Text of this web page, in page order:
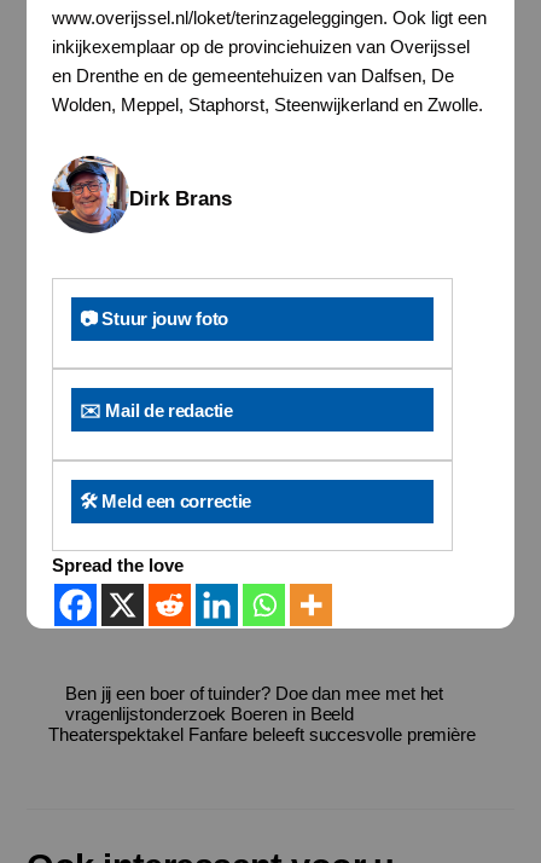
www.overijssel.nl/loket/terinzageleggingen. Ook ligt een
inkijkexemplaar op de provinciehuizen van Overijssel
en Drenthe en de gemeentehuizen van Dalfsen, De
Wolden, Meppel, Staphorst, Steenwijkerland en Zwolle.
Dirk Brans
📷 Stuur jouw foto
✉️ Mail de redactie
🛠️ Meld een correctie
Spread the love
Ben jij een boer of tuinder? Doe dan mee met het
vragenlijstonderzoek Boeren in Beeld
Theaterspektakel Fanfare beleeft succesvolle première